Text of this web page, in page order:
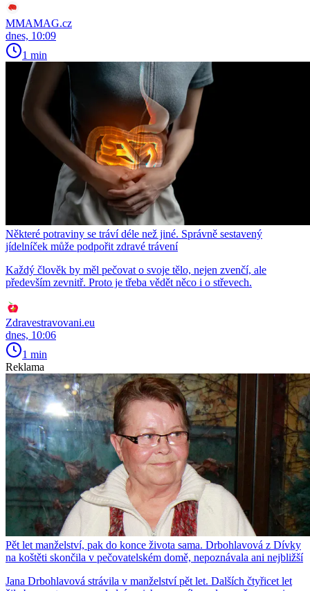
MMAMAG.cz
dnes, 10:09
1 min
Některé potraviny se tráví déle než jiné. Správně sestavený
jídelníček může podpořit zdravé trávení
Každý člověk by měl pečovat o svoje tělo, nejen zvenčí, ale
především zevnitř. Proto je třeba vědět něco i o střevech.
Zdravestravovani.eu
dnes, 10:06
1 min
Reklama
Pět let manželství, pak do konce života sama. Drbohlavová z Dívky
na koštěti skončila v pečovatelském domě, nepoznávala ani nejbližší
Jana Drbohlavová strávila v manželství pět let. Dalších čtyřicet let